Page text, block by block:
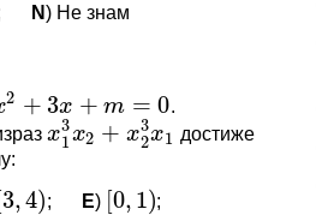
N) Не знам
2+ 3x +m=0
.
3x + x3x
x13x2 +x 23x1
достиже
4)
3,4) ; E) 0,1 ) ;